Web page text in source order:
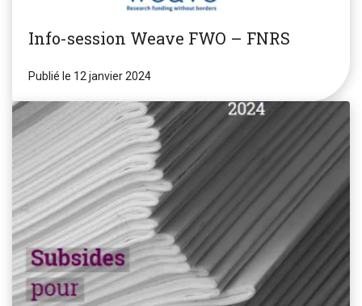
Info-session Weave FWO – FNRS
Publié le 12 janvier 2024